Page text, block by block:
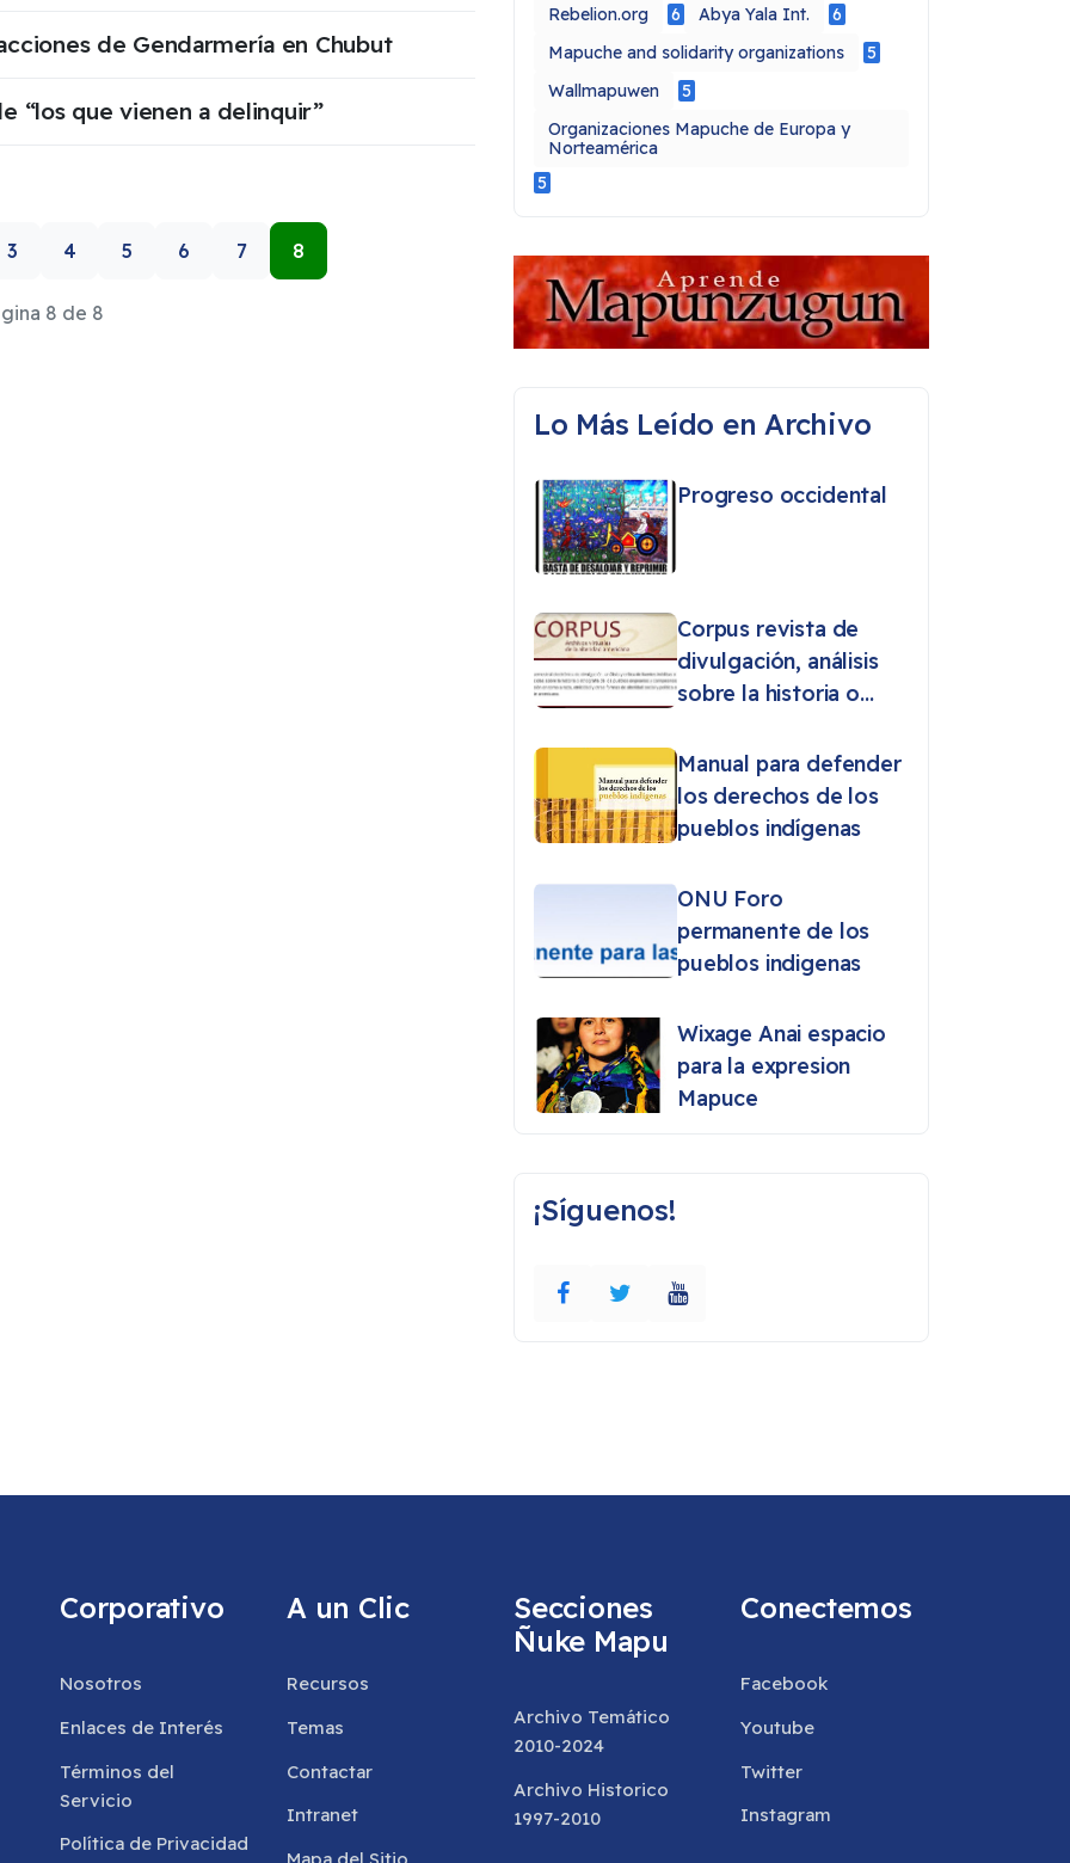
de Gendarmería en Chubut
“los que vienen a delinquir”
3 4 5 6 7 8
8 de 8
Rebelion.org
6 Abya Yala Int.
6
Mapuche and solidarity organizations
5
Wallmapuwen
5
Organizaciones Mapuche de Europa y
Norteamérica
5
Lo Más Leído en Archivo
Progreso occidental
Corpus revista de
divulgación, análisis
sobre la historia o
pueblos originarios
Manual para defender
los derechos de los
pueblos indígenas
ONU Foro
permanente de los
pueblos indigenas
Wixage Anai espacio
para la expresion
Mapuce
¡Síguenos!
Corporativo
Nosotros
Enlaces de Interés
Términos del
Servicio
Política de Privacidad
A un Clic
Recursos
Temas
Contactar
Intranet
Secciones
Ñuke Mapu
Archivo Temático
2010-2024
Archivo Historico
1997-2010
Conectemos
Facebook
Youtube
Twitter
Instagram